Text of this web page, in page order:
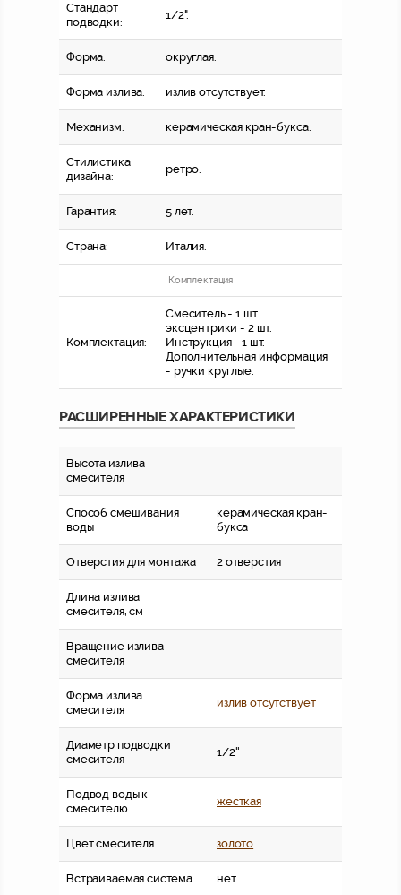
Стандарт
подводки:
1/2".
Форма: округлая.
Форма излива: излив отсутствует.
Механизм: керамическая кран-букса.
Стилистика
дизайна:
ретро.
Гарантия: 5 лет.
Страна: Италия.
Комплектация
Комплектация:
Смеситель - 1 шт.
эксцентрики - 2 шт.
Инструкция - 1 шт.
Дополнительная информация
- ручки круглые.
РАСШИРЕННЫЕ ХАРАКТЕРИСТИКИ
Высота излива
смесителя
Способ смешивания
воды
керамическая кран-
букса
Отверстия для монтажа 2 отверстия
Длина излива
смесителя, см
Вращение излива
смесителя
Форма излива
смесителя
излив отсутствует
Диаметр подводки
смесителя
1/2''
Подвод воды к
смесителю
жесткая
Цвет смесителя золото
Встраиваемая система нет